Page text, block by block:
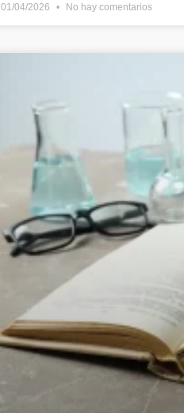
01/04/2026 No hay comentarios